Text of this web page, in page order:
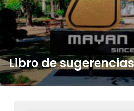
Libro de sugerencias